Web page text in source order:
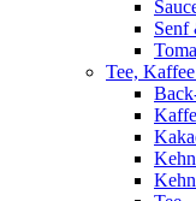
Senf
Tee,